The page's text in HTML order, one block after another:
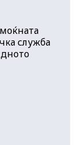
служба